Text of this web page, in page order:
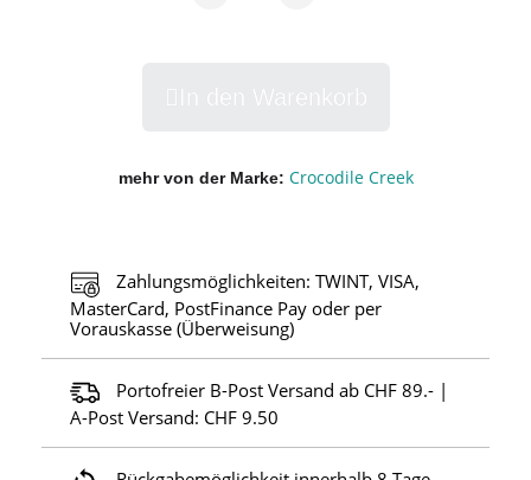
mehr von der Marke Crocodile Creek
Zahlungsmöglichkeiten: TWINT, VISA,
MasterCard, PostFinance Pay oder per
Vorauskasse (Überweisung)
Portofreier B-Post Versand ab CHF 89.- |
A-Post Versand: CHF 9.50